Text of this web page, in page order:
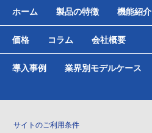
ホーム 製品の特徴 機能紹介
価格 コラム 会社概要
導入事例 業界別モデルケース
サイトのご利用条件